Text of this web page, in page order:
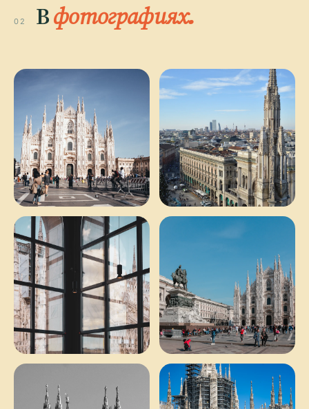
02 Вфотографиях.